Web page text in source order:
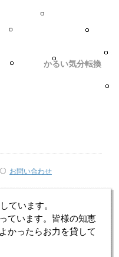
かるい気分転換
お問い合わせ
ています。
ています。皆様の知恵
かったらお力を貸して